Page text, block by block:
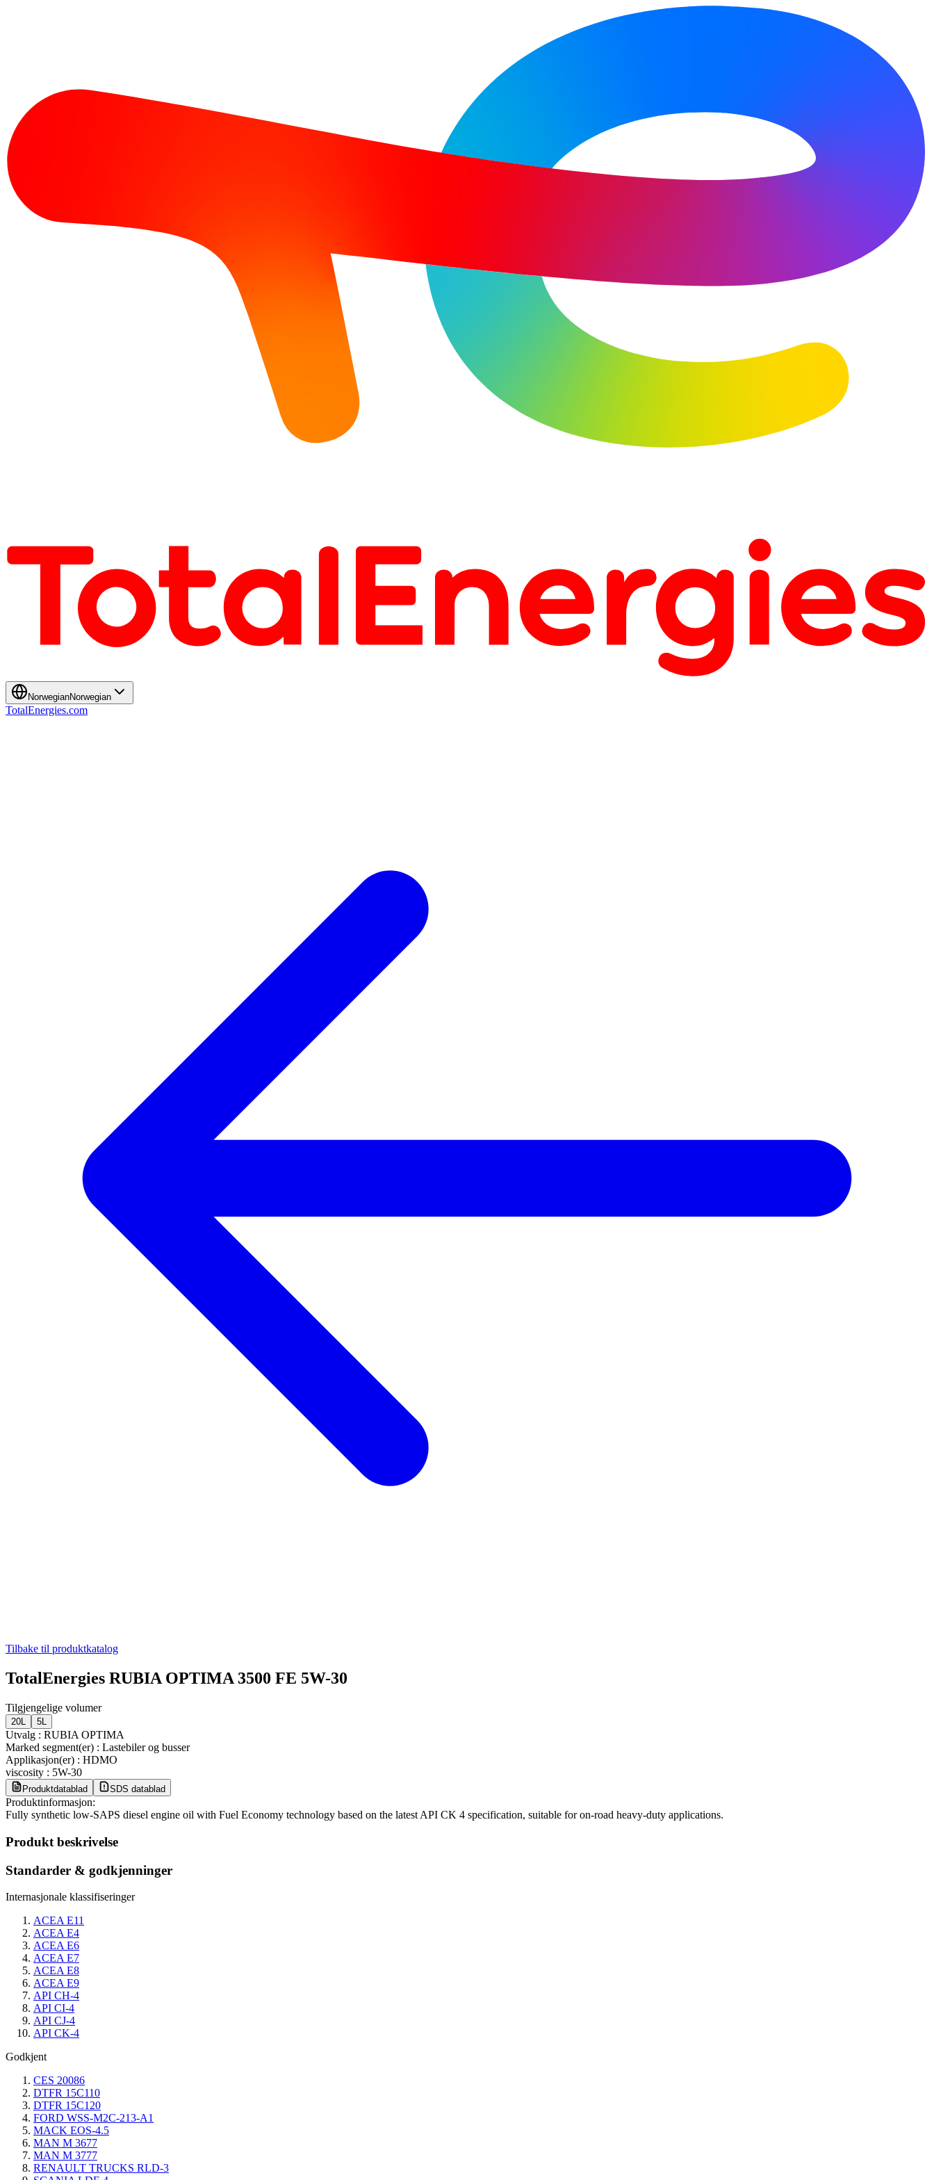
NorwegianNorwegian
TotalEnergies.com
Tilbake til produktkatalog
TotalEnergies RUBIA OPTIMA 3500 FE 5W-30
Tilgjengelige volumer
20L 5L
Utvalg : RUBIA OPTIMA
Marked segment(er) : Lastebiler og busser
Applikasjon(er) : HDMO
viscosity : 5W-30
Produktdatablad SDS datablad
Produktinformasjon:
Fully synthetic low-SAPS diesel engine oil with Fuel Economy technology based on the latest API CK 4 specification, suitable for on-road heavy-duty applications.
Produkt beskrivelse
Standarder & godkjenninger
Internasjonale klassifiseringer
ACEA E11
ACEA E4
ACEA E6
ACEA E7
ACEA E8
ACEA E9
API CH-4
API CI-4
API CJ-4
API CK-4
Godkjent
CES 20086
DTFR 15C110
DTFR 15C120
FORD WSS-M2C-213-A1
MACK EOS-4.5
MAN M 3677
MAN M 3777
RENAULT TRUCKS RLD-3